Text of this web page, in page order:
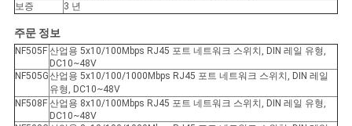
보증
3 년
주문 정보
NF505F 산업용 5x10/100Mbps RJ45 포트 네트워크 스위치, DIN 레일 유형,
DC10~48V
NF505G산업용 5x10/100/1000Mbps RJ45 포트 네트워크 스위치, DIN 레일
유형, DC10~48V
NF508F 산업용 8x10/100Mbps RJ45 포트 네트워크 스위치, DIN 레일 유형,
DC10~48V